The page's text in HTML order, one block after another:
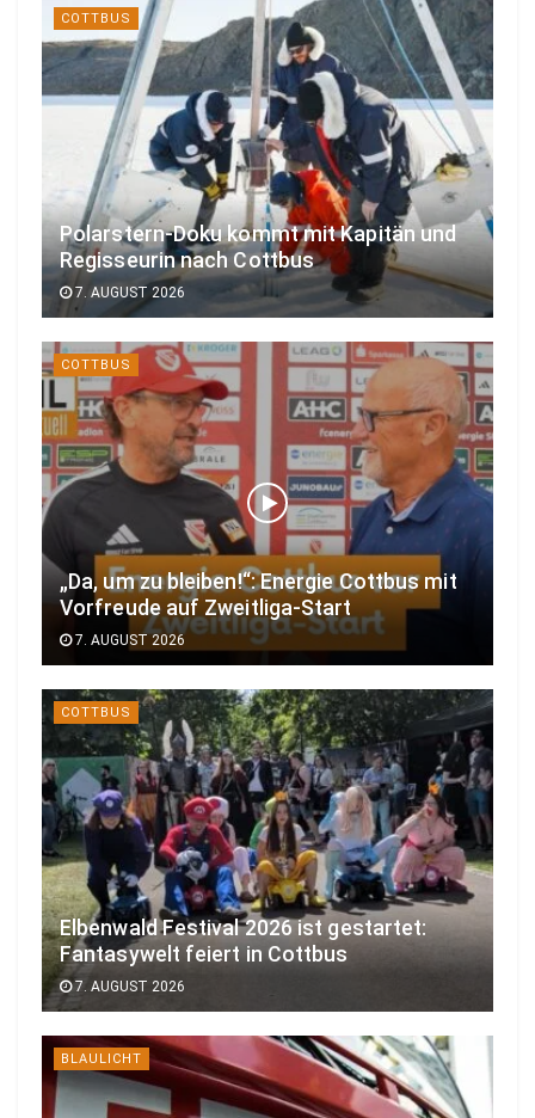
COTTBUS
Polarstern-Doku kommt mit Kapitän und
Regisseurin nach Cottbus
7. AUGUST 2026
COTTBUS
„Da, um zu bleiben!“: Energie Cottbus mit
Vorfreude auf Zweitliga-Start
7. AUGUST 2026
COTTBUS
Elbenwald Festival 2026 ist gestartet:
Fantasywelt feiert in Cottbus
7. AUGUST 2026
BLAULICHT